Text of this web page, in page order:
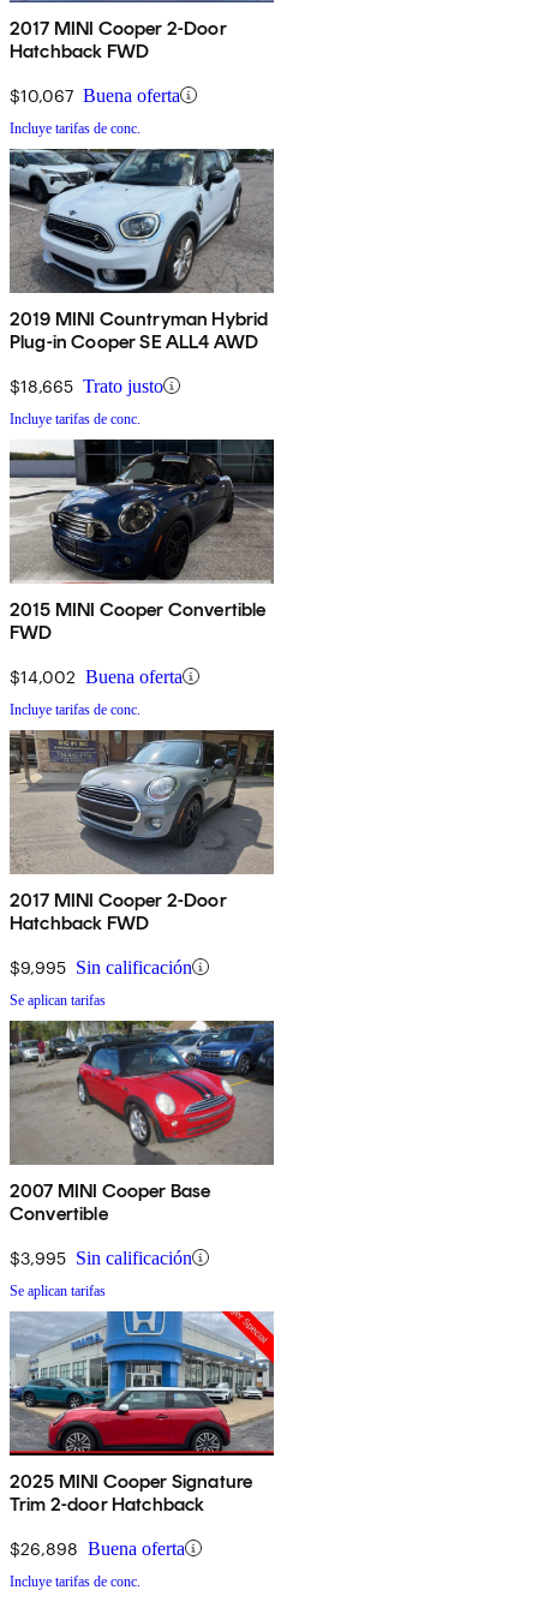
2017 MINI Cooper 2-Door
Hatchback FWD
$10,067 Buena oferta
Incluye tarifas de conc.
2019 MINI Countryman Hybrid
Plug-in Cooper SE ALL4 AWD
$18,665 Trato justo
Incluye tarifas de conc.
2015 MINI Cooper Convertible
FWD
$14,002 Buena oferta
Incluye tarifas de conc.
2017 MINI Cooper 2-Door
Hatchback FWD
$9,995 Sin calificación
Se aplican tarifas
2007 MINI Cooper Base
Convertible
$3,995 Sin calificación
Se aplican tarifas
2025 MINI Cooper Signature
Trim 2-door Hatchback
$26,898 Buena oferta
Incluye tarifas de conc.